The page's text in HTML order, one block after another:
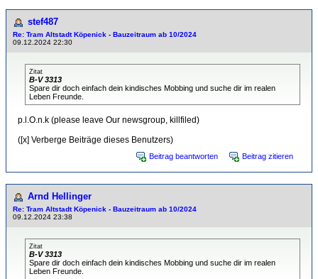
stef487
Re: Tram Altstadt Köpenick - Bauzeitraum ab 10/2024
09.12.2024 22:30
Zitat
B-V 3313
Spare dir doch einfach dein kindisches Mobbing und suche dir im realen
Leben Freunde.
p.l.O.n.k (please leave Our newsgroup, killfiled)
([x] Verberge Beiträge dieses Benutzers)
Beitrag beantworten Beitrag zitieren
Arnd Hellinger
Re: Tram Altstadt Köpenick - Bauzeitraum ab 10/2024
09.12.2024 23:38
Zitat
B-V 3313
Spare dir doch einfach dein kindisches Mobbing und suche dir im realen
Leben Freunde.